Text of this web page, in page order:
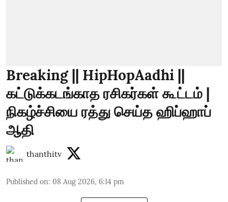
Breaking || HipHopAadhi ||
கட்டுக்கடங்காத ரசிகர்கள் கூட்டம் |
நிகழ்ச்சியை ரத்து செய்த ஹிப்ஹாப்
ஆதி
thanthitv
Published on: 08 Aug 2026, 6:14 pm